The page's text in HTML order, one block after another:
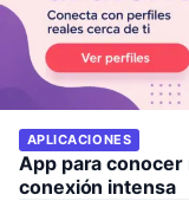
APLICACIONES
App para
conexión intensa